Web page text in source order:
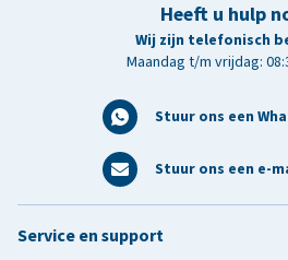
Heeft u hulp
Wij zijn telefonisch
Maandag t/m vrijdag:
Stuur ons een
Stuur ons een e-
Service en support